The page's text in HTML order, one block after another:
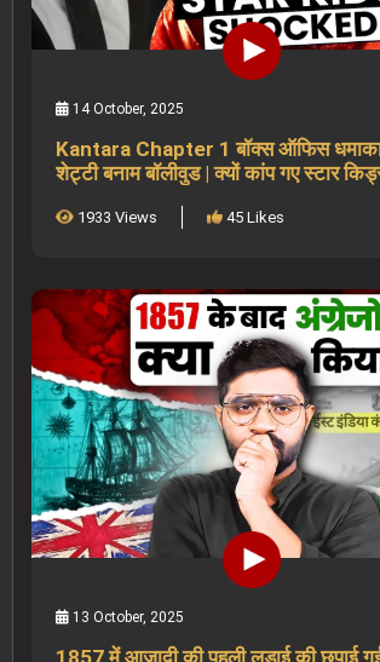
14 October, 2025
Kantara Chapter 1 बॉक्स ऑफिस धमाका! | ऋषभ
शेट्टी बनाम बॉलीवुड | क्यों कांप गए स्टार
1933 Views 45 Likes
13 October, 2025